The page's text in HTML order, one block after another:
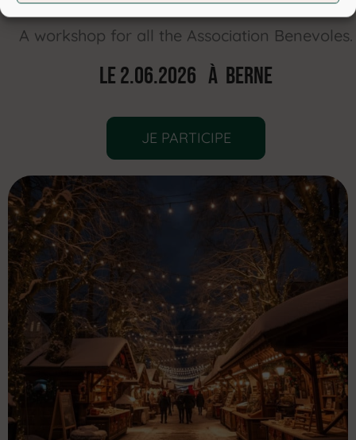
A workshop for all the Association Benevoles.
Le 2.06.2026 À BERNE
JE PARTICIPE